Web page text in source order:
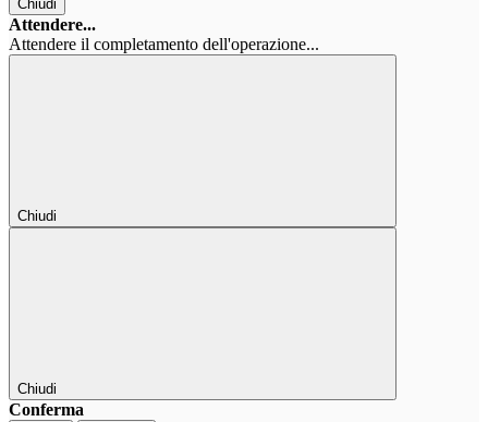
Chiudi
Attendere...
Attendere il completamento dell'operazione...
Chiudi
Chiudi
Conferma